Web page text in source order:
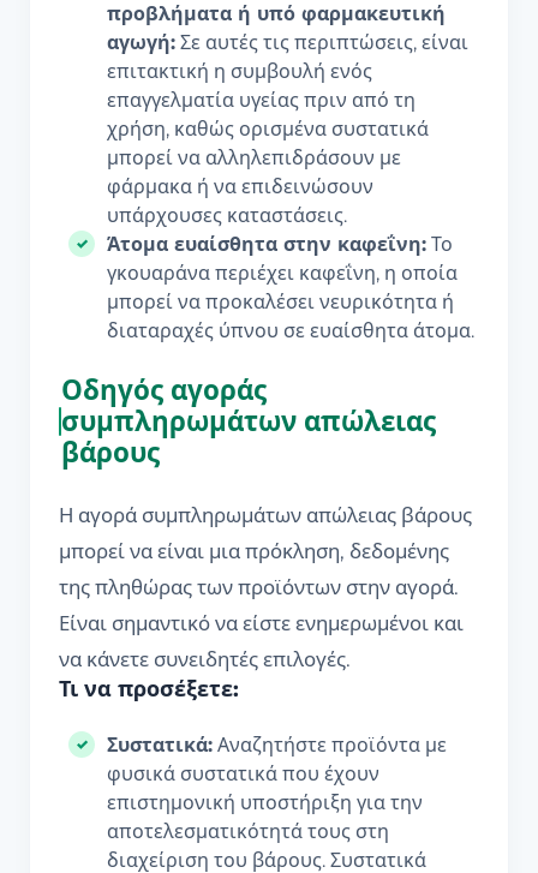
προβλήματα ή υπό φαρμακευτική
αγωγή: Σε αυτές τις περιπτώσεις, είναι
επιτακτική η συμβουλή ενός
επαγγελματία υγείας πριν από τη
χρήση, καθώς ορισμένα συστατικά
μπορεί να αλληλεπιδράσουν με
φάρμακα ή να επιδεινώσουν
υπάρχουσες καταστάσεις.
Άτομα ευαίσθητα στην καφεΐνη: Το
γκουαράνα περιέχει καφεΐνη, η οποία
μπορεί να προκαλέσει νευρικότητα ή
διαταραχές ύπνου σε ευαίσθητα άτομα.
Οδηγός αγοράς
συμπληρωμάτων απώλειας
βάρους
Η αγορά συμπληρωμάτων απώλειας βάρους
μπορεί να είναι μια πρόκληση, δεδομένης
της πληθώρας των προϊόντων στην αγορά.
Είναι σημαντικό να είστε ενημερωμένοι και
να κάνετε συνειδητές επιλογές.
Τι να προσέξετε:
Συστατικά: Αναζητήστε προϊόντα με
φυσικά συστατικά που έχουν
επιστημονική υποστήριξη για την
αποτελεσματικότητά τους στη
διαχείριση του βάρους. Συστατικά